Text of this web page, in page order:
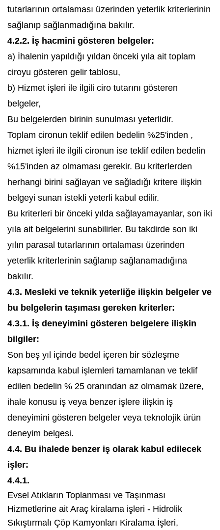
tutarlarının ortalaması üzerinden yeterlik kriterlerinin
sağlanıp sağlanmadığına bakılır.
4.2.2. İş hacmini gösteren belgeler:
a) İhalenin yapıldığı yıldan önceki yıla ait toplam
ciroyu gösteren gelir tablosu,
b) Hizmet işleri ile ilgili ciro tutarını gösteren
belgeler,
Bu belgelerden birinin sunulması yeterlidir.
Toplam cironun teklif edilen bedelin %25'inden ,
hizmet işleri ile ilgili cironun ise teklif edilen bedelin
%15'inden az olmaması gerekir. Bu kriterlerden
herhangi birini sağlayan ve sağladığı kritere ilişkin
belgeyi sunan istekli yeterli kabul edilir.
Bu kriterleri bir önceki yılda sağlayamayanlar, son iki
yıla ait belgelerini sunabilirler. Bu takdirde son iki
yılın parasal tutarlarının ortalaması üzerinden
yeterlik kriterlerinin sağlanıp sağlanamadığına
bakılır.
4.3. Mesleki ve teknik yeterliğe ilişkin belgeler ve
bu belgelerin taşıması gereken kriterler:
4.3.1. İş deneyimini gösteren belgelere ilişkin
bilgiler:
Son beş yıl içinde bedel içeren bir sözleşme
kapsamında kabul işlemleri tamamlanan ve teklif
edilen bedelin % 25 oranından az olmamak üzere,
ihale konusu iş veya benzer işlere ilişkin iş
deneyimini gösteren belgeler veya teknolojik ürün
deneyim belgesi.
4.4. Bu ihalede benzer iş olarak kabul edilecek
işler:
4.4.1.
Evsel Atıkların Toplanması ve Taşınması
Hizmetlerine ait Araç kiralama işleri - Hidrolik
Sıkıştırmalı Çöp Kamyonları Kiralama İşleri,